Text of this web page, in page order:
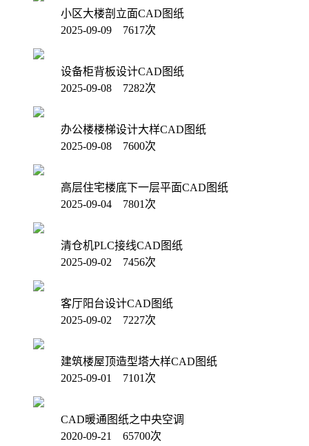
小区大楼剖立面CAD图纸
2025-09-09 7617次
设备柜背板设计CAD图纸
2025-09-08 7282次
办公楼楼梯设计大样CAD图纸
2025-09-08 7600次
高层住宅楼底下一层平面CAD图纸
2025-09-04 7801次
清仓机PLC接线CAD图纸
2025-09-02 7456次
客厅阳台设计CAD图纸
2025-09-02 7227次
建筑楼屋顶造型塔大样CAD图纸
2025-09-01 7101次
CAD暖通图纸之中央空调
2020-09-21 65700次